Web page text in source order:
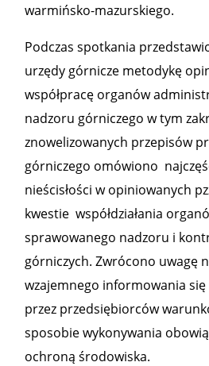
warmińsko-mazurskiego.
Podczas spotkania
urzędy górnicze metodykę
współpracę organów
nadzoru górniczego w tym
znowelizowanych przepisów
górniczego omówiono
nieścisłości w opiniowanych
kwestie współdziałania
sprawowanego nadzoru i
górniczych. Zwrócono uwagę
wzajemnego informowania
przez przedsiębiorców
sposobie wykonywania
ochroną środowiska.